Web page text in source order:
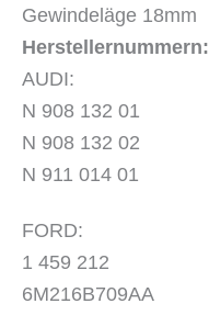
Gewindeläge 18mm
Herstellernummern:
AUDI:
N 908 132 01
N 908 132 02
N 911 014 01
FORD:
1 459 212
6M216B709AA